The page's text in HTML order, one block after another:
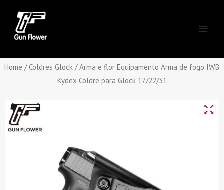
content
Home /Coldres Glock / Arma e flor Equipamento Arma de fogo IWB
Kydex Coldre para Glock 17/22/31